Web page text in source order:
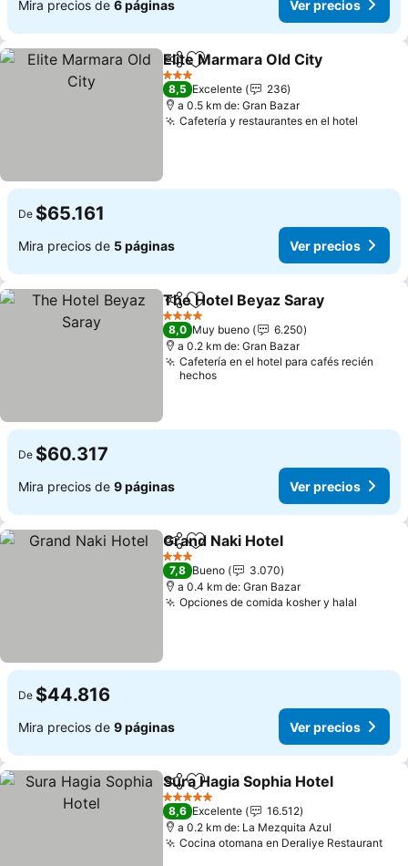
Mira precios de 6 páginas Ver precios
CompartirAgregar a favoritos
Elite Marmara Old City
3 Estrellas
8,5 Excelente
236
a 0.5 km de: Gran Bazar
Cafetería y restaurantes en el hotel
De $65.161
Mira precios de 5 páginas Ver precios
Compartir
Agregar a favoritos
The Hotel Beyaz Saray
4 Estrellas
8,0 Muy bueno
6.250
a 0.2 km de: Gran Bazar
Cafetería en el hotel para cafés recién
hechos
De $60.317
Mira precios de 9 páginas Ver precios
CompartirAgregar a favoritos
Grand Naki Hotel
3 Estrellas
7,8 Bueno
3.070
a 0.4 km de: Gran Bazar
Opciones de comida kosher y halal
De $44.816
Mira precios de 9 páginas Ver precios
CompartirAgregar a favoritos
Sura Hagia Sophia Hotel
5 Estrellas
8,6 Excelente
16.512
a 0.2 km de: La Mezquita Azul
Cocina otomana en Deraliye Restaurant